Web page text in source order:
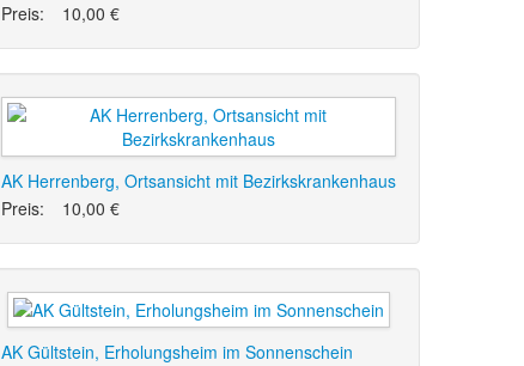
Preis:
10,00 €
AK Herrenberg, Ortsansicht mit Bezirkskrankenhaus
Preis:
10,00 €
AK Gültstein, Erholungsheim im Sonnenschein